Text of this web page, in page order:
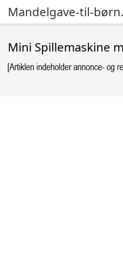
Mandelgave-til-
Mini Spillemaskine